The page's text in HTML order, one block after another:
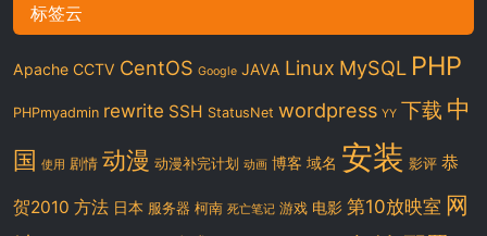
标签云
Apache CCTV CentOS Google JAVA Linux MySQL PHP
PHPmyadmin rewrite SSH StatusNet wordpress YY 下载 中
国 使用 剧情 动漫 动漫补完计划 动画 博客 域名 安装 影评 恭
贺2010 方法 日本 服务器 柯南 死亡笔记 游戏 电影 第10放映室 网